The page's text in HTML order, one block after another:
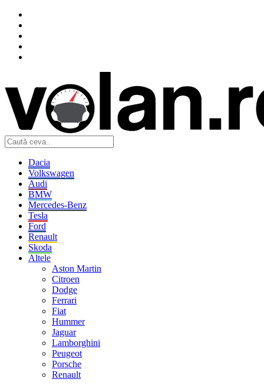
Dacia
Volkswagen
Audi
BMW
Mercedes-Benz
Tesla
Ford
Renault
Skoda
Altele
Aston Martin
Citroen
Dodge
Ferrari
Fiat
Hummer
Jaguar
Lamborghini
Peugeot
Porsche
Renault